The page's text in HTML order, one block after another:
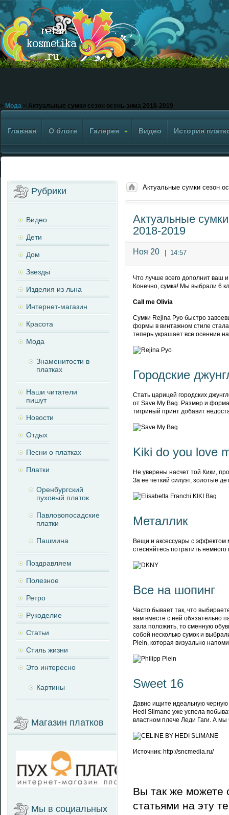
> Мода > Актуальные сумки сезон осень-зима 2018-2019
Главная О блоге Галерея Видео История
Актуальные сумки сезон
Актуальные
2018-2019
Ноя 20 14:57
Что лучше всего дополнит ваш
Конечно, сумка! Мы выбрали 6
Call me Olivia
Сумки Rejina Pyo быстро
формы в винтажном стиле
теперь украшает все осенние
Городские
Стать царицей городских
от Save My Bag. Размер и
тигриный принт добавит
Kiki do you love
Не уверены насчет той Кики,
За ее четкий силуэт, золотые
Металлик
Вещи и аксессуары с эффектом
стесняйтесь потратить
Все на шопинг
Часто бывает так, что
вам вместе с ней обязательно
зала положить, то сменную
собой несколько сумок и
Plein, которая визуально
Sweet 16
Давно ищите идеальную
Hedi Slimane уже успела
властном плече Леди Гаги. А мы
Источник: http://sncmedia.ru/
Вы так же можете
статьями на эту
Рубрики
Видео
Дети
Дом
Звезды
Изделия из льна
Интернет-магазин
Красота
Мода
Знаменитости в
платках
Наши читатели
пишут
Новости
Отдых
Песни о платках
Платки
Оренбургский
пуховый платок
Павловопосадские
платки
Пашмина
Поздравляем
Полезное
Ретро
Рукоделие
Статьи
Стиль жизни
Это интересно
Картины
Магазин платков
Мы в социальных